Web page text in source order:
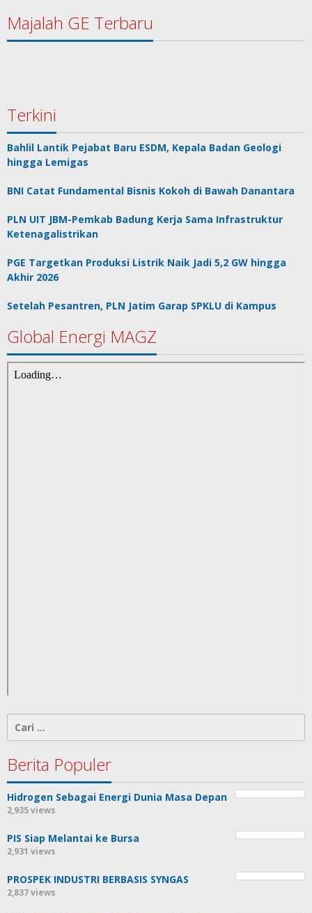
Majalah GE Terbaru
Terkini
Bahlil Lantik Pejabat Baru ESDM, Kepala Badan Geologi
hingga Lemigas
BNI Catat Fundamental Bisnis Kokoh di Bawah Danantara
PLN UIT JBM-Pemkab Badung Kerja Sama Infrastruktur
Ketenagalistrikan
PGE Targetkan Produksi Listrik Naik Jadi 5,2 GW hingga
Akhir 2026
Setelah Pesantren, PLN Jatim Garap SPKLU di Kampus
Global Energi MAGZ
untuk:
Berita Populer
Hidrogen Sebagai Energi Dunia Masa Depan
2,935 views
PIS Siap Melantai ke Bursa
2,931 views
PROSPEK INDUSTRI BERBASIS SYNGAS
2,837 views